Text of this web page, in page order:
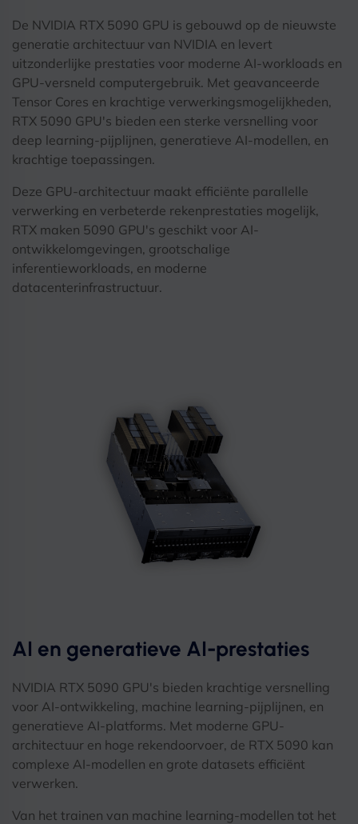
De NVIDIA RTX 5090 GPU is gebouwd op de nieuwste
generatie architectuur van NVIDIA en levert
uitzonderlijke prestaties voor moderne AI-workloads en
GPU-versneld computergebruik. Met geavanceerde
Tensor Cores en krachtige verwerkingsmogelijkheden,
RTX 5090 GPU's bieden een sterke versnelling voor
deep learning-pijplijnen, generatieve AI-modellen, en
krachtige toepassingen.
Deze GPU-architectuur maakt efficiënte parallelle
verwerking en verbeterde rekenprestaties mogelijk,
RTX maken 5090 GPU's geschikt voor AI-
ontwikkelomgevingen, grootschalige
inferentieworkloads, en moderne
datacenterinfrastructuur.
AI en generatieve AI-prestaties
NVIDIA RTX 5090 GPU's bieden krachtige versnelling
voor AI-ontwikkeling, machine learning-pijplijnen, en
generatieve AI-platforms. Met moderne GPU-
architectuur en hoge rekendoorvoer, de RTX 5090 kan
complexe AI-modellen en grote datasets efficiënt
verwerken.
Van het trainen van machine learning-modellen tot het